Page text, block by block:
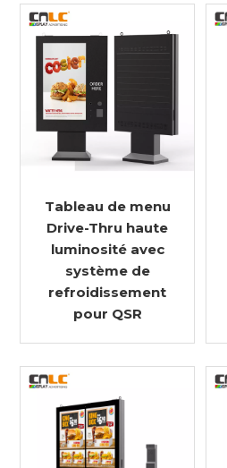
Tableau de menu
Drive-Thru haute
luminosité avec
système de
refroidissement
pour QSR